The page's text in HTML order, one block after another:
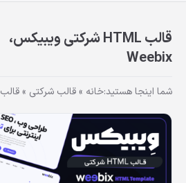
قالب HTML شرکتی ویبیکس،
Weebix
شما اینجا هستید:خانه »قالب شرکتی »قالب HTML شرکتی ویبیکس، Weebix